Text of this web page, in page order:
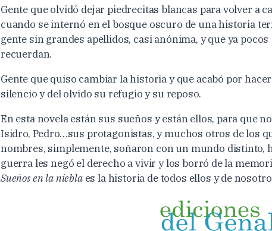
Gente que olvidó dejar piedrecitas blancas para volver a
cuando se internó en el bosque oscuro de una historia
gente sin grandes apellidos, casi anónima, y que ya pocos
recuerdan.
Gente que quiso cambiar la historia y que acabó por
silencio y del olvido su refugio y su reposo.
En esta novela están sus sueños y están ellos, para que
Isidro, Pedro…sus protagonistas, y muchos otros de los
nombres, simplemente, soñaron con un mundo distinto,
guerra les negó el derecho a vivir y los borró de la
Sueños en la nieblaes la historia de todos ellos y de